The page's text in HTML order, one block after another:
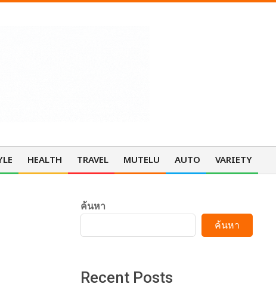
HEALTH TRAVEL MUTELU AUTO VARIETY
ค้นหา
ค้นหา
Recent Posts